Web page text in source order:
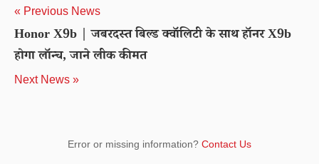
« Previous News
Honor X9b | जबरदस्त बिल्ड क्वॉलिटी के साथ हॉनर X9b
होगा लॉन्च, जाने लीक कीमत
Next News »
Error or missing information? Contact Us